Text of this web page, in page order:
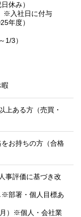
休み）
※入社日に付与
年度）
1/3）
暇
上ある方（売買・
をお持ちの方（合格
事評価に基づき改
部署・個人目標あ
）※個人・会社業